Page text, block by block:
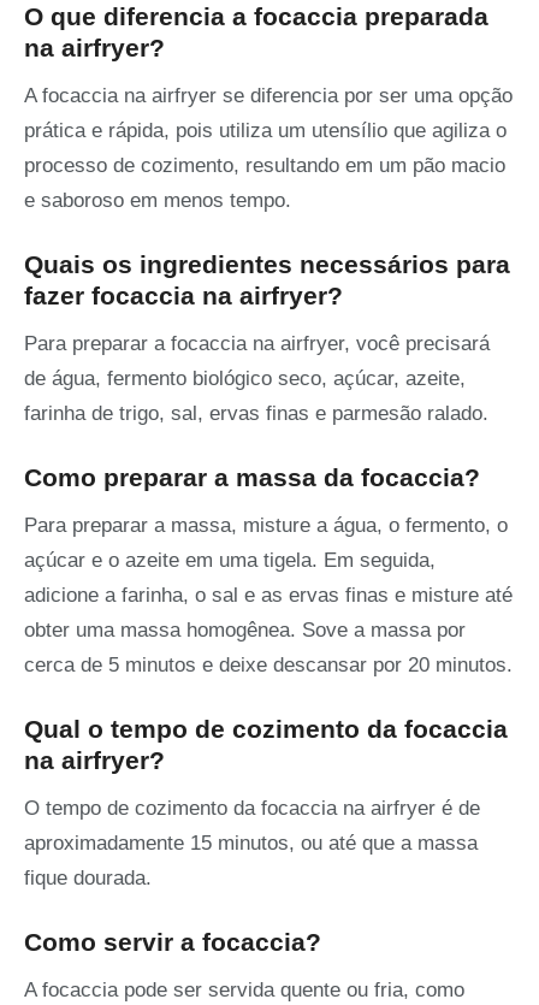
O que diferencia a focaccia preparada
na airfryer?
A focaccia na airfryer se diferencia por ser uma opção
prática e rápida, pois utiliza um utensílio que agiliza o
processo de cozimento, resultando em um pão macio
e saboroso em menos tempo.
Quais os ingredientes necessários para
fazer focaccia na airfryer?
Para preparar a focaccia na airfryer, você precisará
de água, fermento biológico seco, açúcar, azeite,
farinha de trigo, sal, ervas finas e parmesão ralado.
Como preparar a massa da focaccia?
Para preparar a massa, misture a água, o fermento, o
açúcar e o azeite em uma tigela. Em seguida,
adicione a farinha, o sal e as ervas finas e misture até
obter uma massa homogênea. Sove a massa por
cerca de 5 minutos e deixe descansar por 20 minutos.
Qual o tempo de cozimento da focaccia
na airfryer?
O tempo de cozimento da focaccia na airfryer é de
aproximadamente 15 minutos, ou até que a massa
fique dourada.
Como servir a focaccia?
A focaccia pode ser servida quente ou fria, como